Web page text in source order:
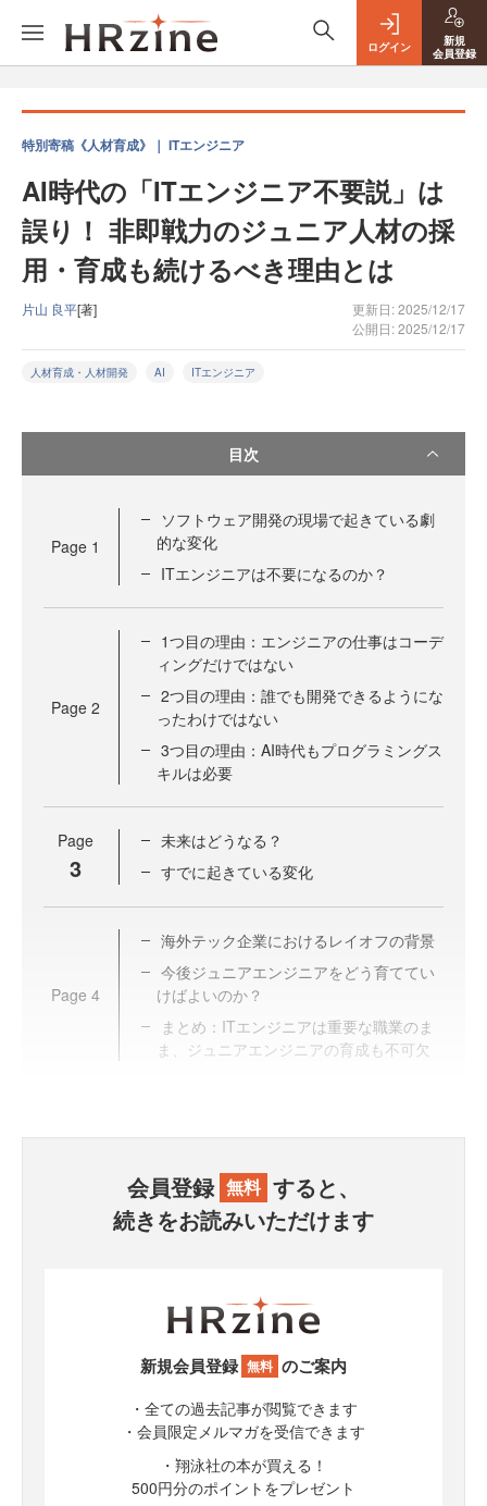
ログイン
新規
会員登録
特別寄稿《人材育成》｜ ITエンジニア
AI時代の「ITエンジニア不要説」は
誤り！ 非即戦力のジュニア人材の採
用・育成も続けるべき理由とは
片山 良平[著]
更新日: 2025/12/17
公開日: 2025/12/17
人材育成・人材開発 AI ITエンジニア
目次
Page 1
ソフトウェア開発の現場で起きている劇
的な変化
ITエンジニアは不要になるのか？
Page 2
1つ目の理由：エンジニアの仕事はコーデ
ィングだけではない
2つ目の理由：誰でも開発できるようにな
ったわけではない
3つ目の理由：AI時代もプログラミングス
キルは必要
Page
3
未来はどうなる？
すでに起きている変化
Page 4
海外テック企業におけるレイオフの背景
今後ジュニアエンジニアをどう育ててい
けばよいのか？
まとめ：ITエンジニアは重要な職業のま
ま、ジュニアエンジニアの育成も不可欠
会員登録 無料 すると、
続きをお読みいただけます
新規会員登録 無料 のご案内
・全ての過去記事が閲覧できます
・会員限定メルマガを受信できます
・翔泳社の本が買える！
500円分のポイントをプレゼント